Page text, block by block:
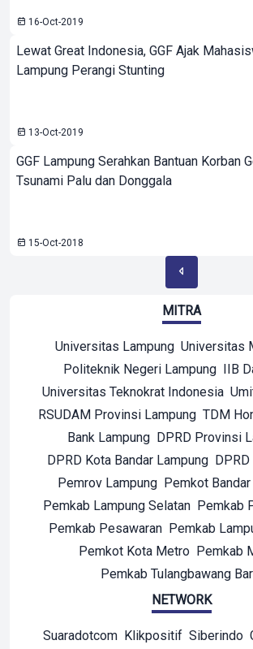
16-Oct-2019
Lewat Great Indonesia, GGF Ajak
Lampung Perangi Stunting
13-Oct-2019
GGF Lampung Serahkan Bantuan Korban
Tsunami Palu dan Donggala
15-Oct-2018
MITRA
Universitas Lampung Universitas
Politeknik Negeri Lampung IIB
Universitas Teknokrat Indonesia
RSUDAM Provinsi Lampung TDM
Bank Lampung DPRD Provinsi
DPRD Kota Bandar Lampung
Pemrov Lampung Pemkot
Pemkab Lampung Selatan Pemkab
Pemkab Pesawaran Pemkab
Pemkot Kota Metro Pemkab
Pemkab Tulangbawang
NETWORK
Suaradotcom Klikpositif Siberindo